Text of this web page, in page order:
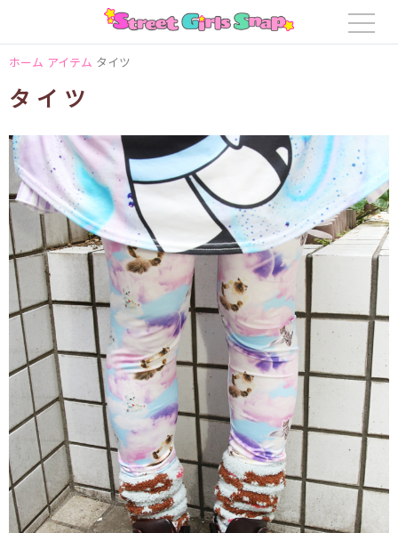
ホーム アイテム タイツ
タイツ